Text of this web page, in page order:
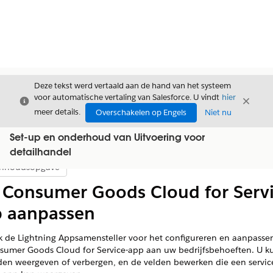
Sluiten
Deze tekst werd vertaald aan de hand van het systeem
voor automatische vertaling van Salesforce. U vindt hier
meer details.
Overschakelen op Engels Niet nu
Sluiten
Set-up en onderhoud van Uitvoering voor
detailhandel
Inhoudsopgave weergeven
Goods Cloud for
aanpassen
de Lightning Appsamensteller voor het configureren en
Goods Cloud for Service-app aan uw bedrijfsbehoeften. U
weergeven of verbergen, en de velden bewerken die een